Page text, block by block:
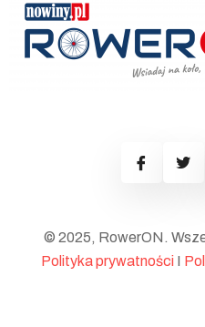
© 2025, RowerON.
Polityka prywatności I